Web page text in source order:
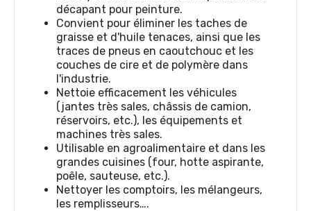
décapant pour peinture.
Convient pour éliminer les taches de
graisse et d'huile tenaces, ainsi que les
traces de pneus en caoutchouc et les
couches de cire et de polymère dans
l'industrie.
Nettoie efficacement les véhicules
(jantes très sales, châssis de camion,
réservoirs, etc.), les équipements et
machines très sales.
Utilisable en agroalimentaire et dans les
grandes cuisines (four, hotte aspirante,
poêle, sauteuse, etc.).
Nettoyer les comptoirs, les mélangeurs,
les remplisseurs….